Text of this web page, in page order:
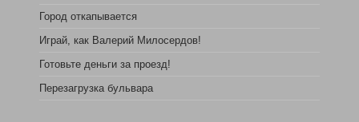
Город откапывается
Играй, как Валерий Милосердов!
Готовьте деньги за проезд!
Перезагрузка бульвара